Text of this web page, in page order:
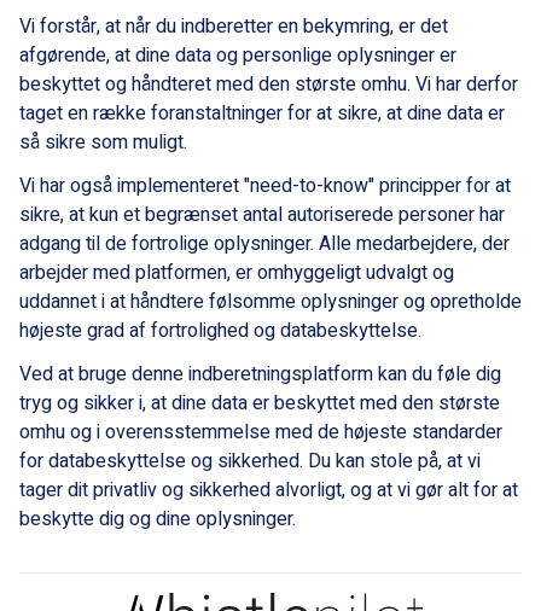
Vi forstår, at når du indberetter en bekymring, er det
afgørende, at dine data og personlige oplysninger er
beskyttet og håndteret med den største omhu. Vi har derfor
taget en række foranstaltninger for at sikre, at dine data er
så sikre som muligt.
Vi har også implementeret "need-to-know" principper for at
sikre, at kun et begrænset antal autoriserede personer har
adgang til de fortrolige oplysninger. Alle medarbejdere, der
arbejder med platformen, er omhyggeligt udvalgt og
uddannet i at håndtere følsomme oplysninger og opretholde
højeste grad af fortrolighed og databeskyttelse.
Ved at bruge denne indberetningsplatform kan du føle dig
tryg og sikker i, at dine data er beskyttet med den største
omhu og i overensstemmelse med de højeste standarder
for databeskyttelse og sikkerhed. Du kan stole på, at vi
tager dit privatliv og sikkerhed alvorligt, og at vi gør alt for at
beskytte dig og dine oplysninger.